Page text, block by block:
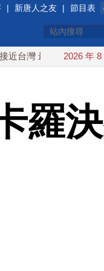
| 新唐人之友 | 節目表
快9日可能登陸中國
2026 年
羅